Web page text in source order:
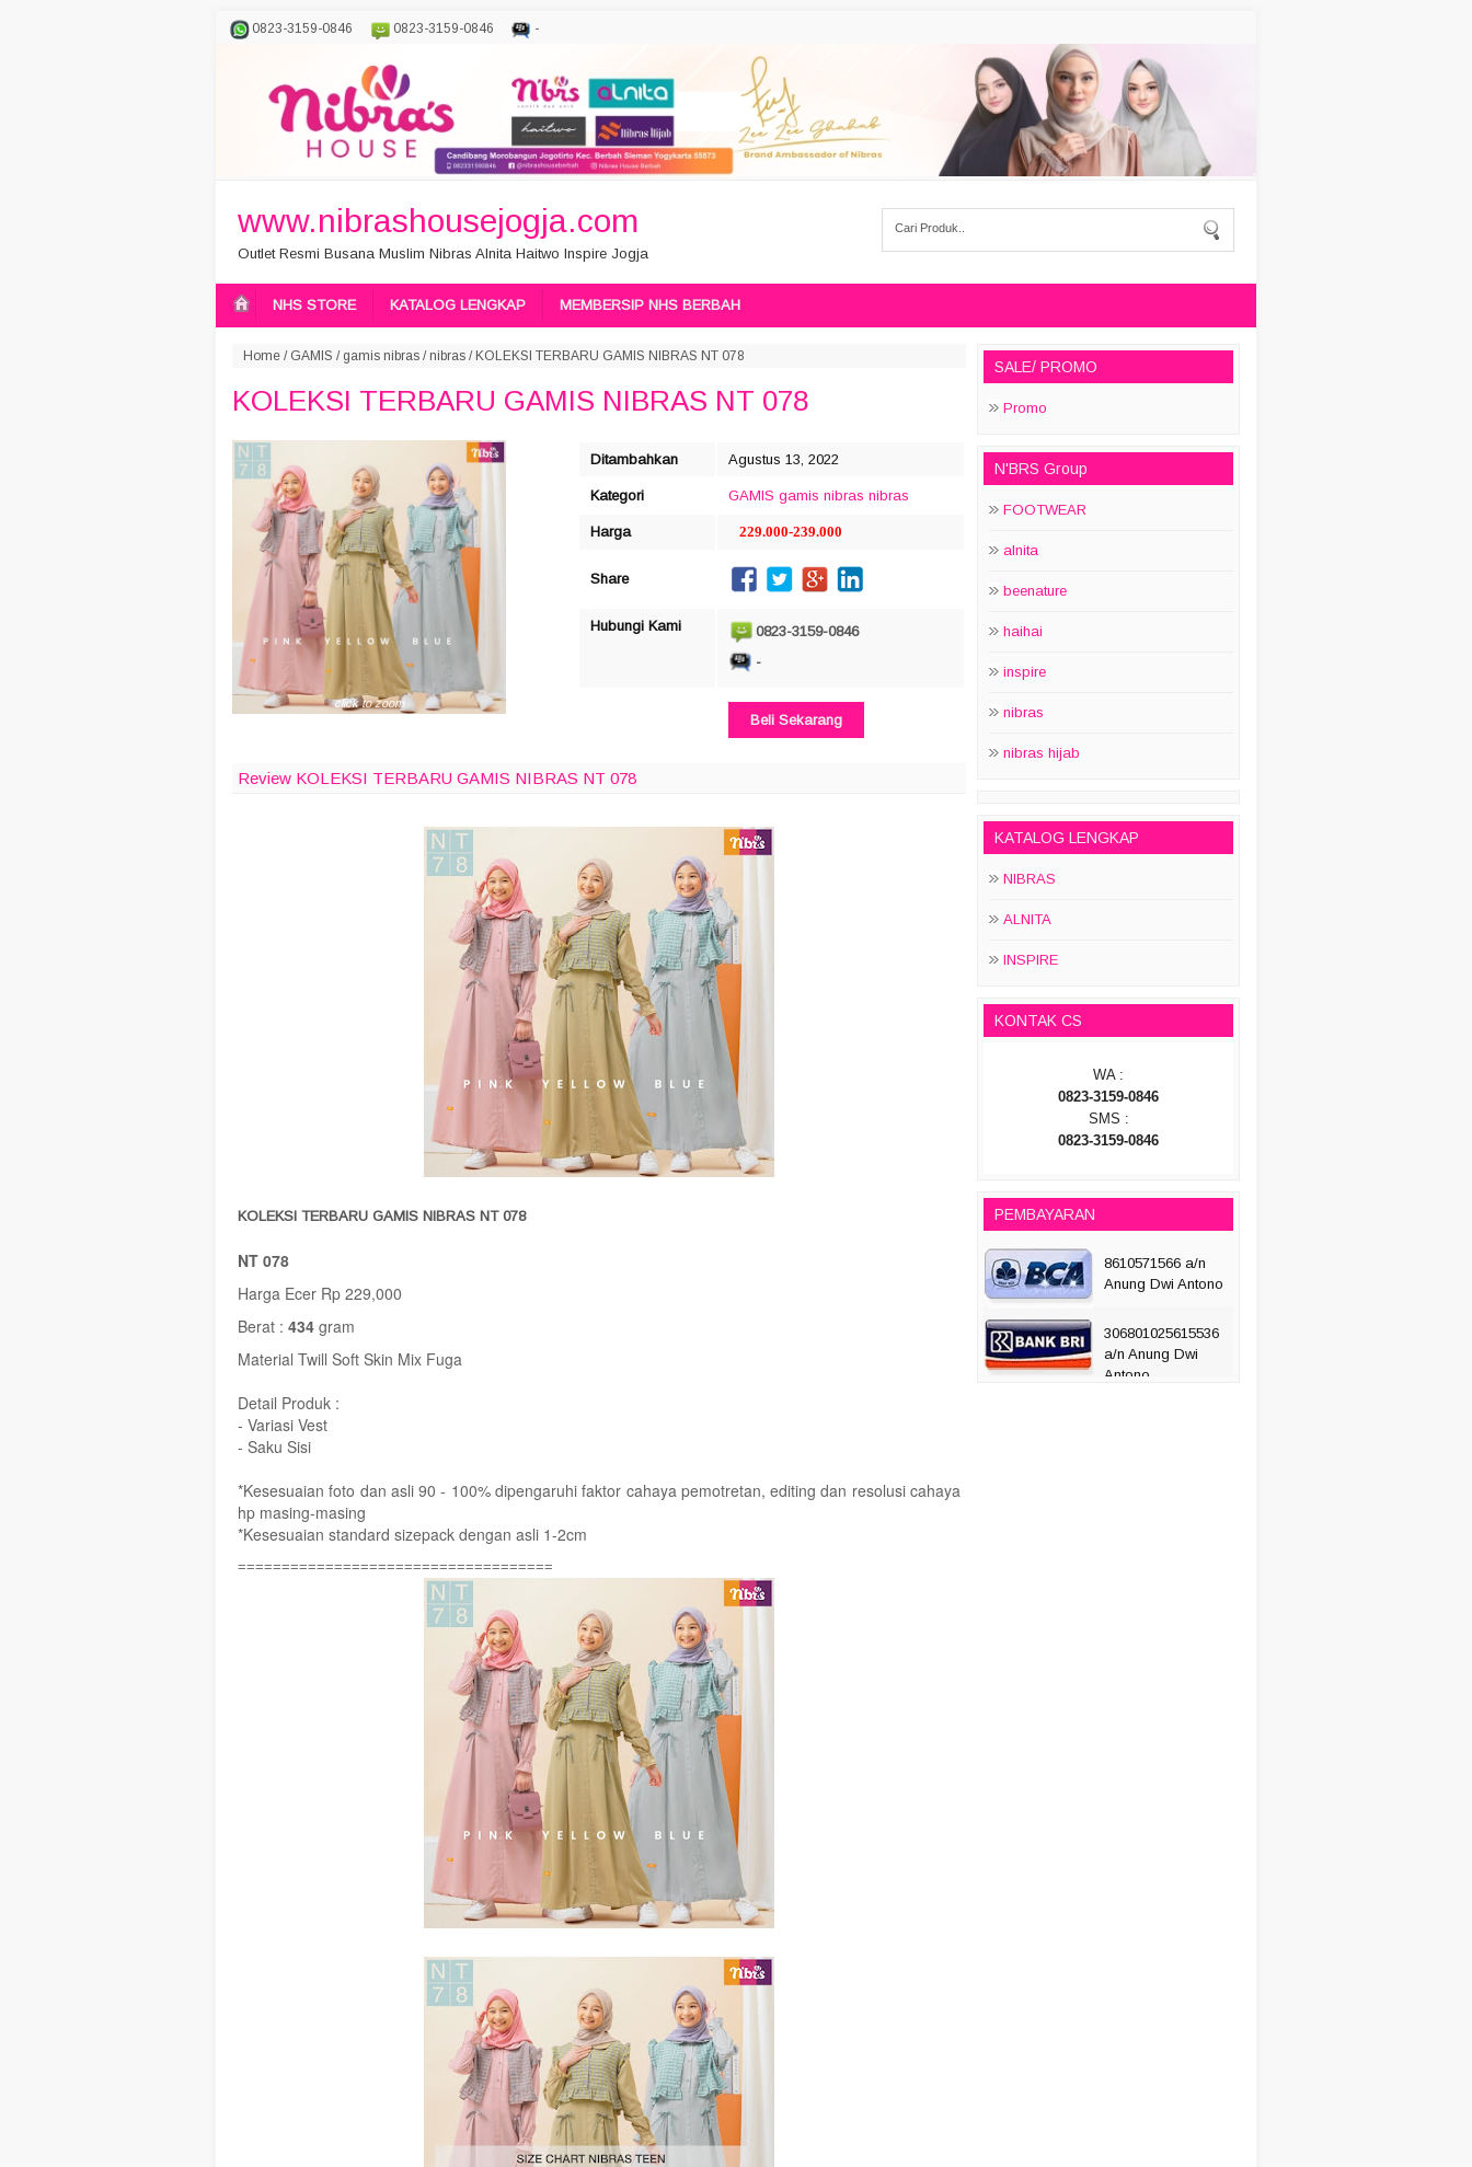
0823-3159-0846 0823-3159-0846 -
www.nibrashousejogja.com
Outlet Resmi Busana Muslim Nibras Alnita Haitwo Inspire Jogja
NHS STORE KATALOG LENGKAP MEMBERSIP NHS BERBAH
Home / GAMIS / gamis nibras /nibras / KOLEKSI TERBARU GAMIS NIBRAS NT 078
KOLEKSI TERBARU GAMIS NIBRAS NT 078
click to zoom
Ditambahkan Agustus 13, 2022
Kategori GAMIS gamis nibras nibras
Harga 229.000-239.000
Share
Hubungi Kami
0823-3159-0846
-
Beli Sekarang
Review KOLEKSI TERBARU GAMIS NIBRAS NT 078
KOLEKSI TERBARU GAMIS NIBRAS NT 078
NT 078
Harga Ecer Rp 229,000
Berat : 434 gram
Material Twill Soft Skin Mix Fuga
Detail Produk :
- Variasi Vest
- Saku Sisi
*Kesesuaian foto dan asli 90 - 100% dipengaruhi faktor cahaya pemotretan, editing dan resolusi cahaya
hp masing-masing
*Kesesuaian standard sizepack dengan asli 1-2cm
====================================
SALE/ PROMO
Promo
N'BRS Group
FOOTWEAR
alnita
beenature
haihai
inspire
nibras
nibras hijab
KATALOG LENGKAP
NIBRAS
ALNITA
INSPIRE
KONTAK CS
WA :
0823-3159-0846
SMS :
0823-3159-0846
PEMBAYARAN
8610571566 a/n
Anung Dwi Antono
306801025615536
a/n Anung Dwi
Antono